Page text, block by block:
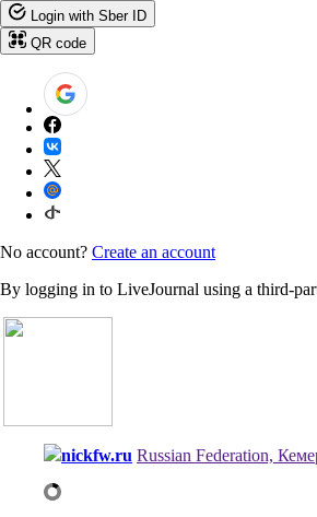
Login with Sber ID
QR code
No account? Create an account
By logging in to LiveJournal using a third-
nickfw.ru Russian Federation,